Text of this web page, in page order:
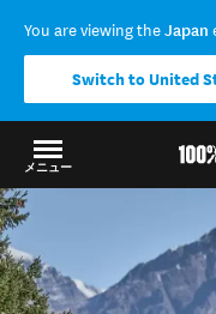
You are viewing theJapan
Switch to United
メニュー